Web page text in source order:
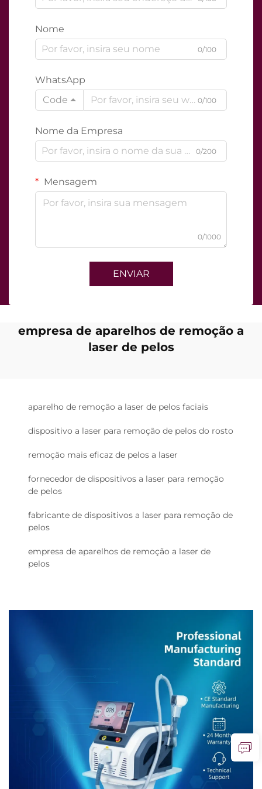
Nome
0/100
WhatsApp
Code
0/100
Nome da Empresa
0/200
Mensagem
0/1000
ENVIAR
empresa de aparelhos de remoção a
laser de pelos
aparelho de remoção a laser de pelos faciais
dispositivo a laser para remoção de pelos do rosto
remoção mais eficaz de pelos a laser
fornecedor de dispositivos a laser para remoção
de pelos
fabricante de dispositivos a laser para remoção de
pelos
empresa de aparelhos de remoção a laser de
pelos